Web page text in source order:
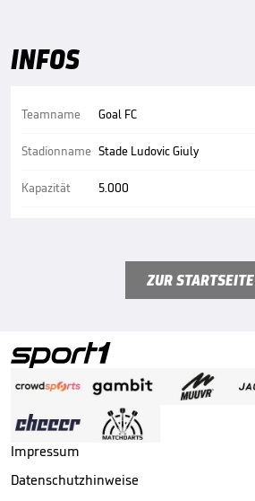
INFOS
Teamname
Stadionname
Kapazität
Goal FC
Stade Ludovic Giuly
5.000
ZUR STARTSEITE
Impressum
Datenschutzhinweise